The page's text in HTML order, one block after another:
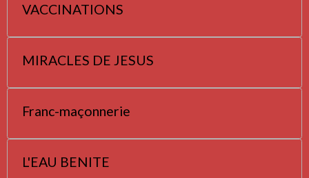
VACCINATIONS
MIRACLES DE JESUS
Franc-maçonnerie
L'EAU BENITE